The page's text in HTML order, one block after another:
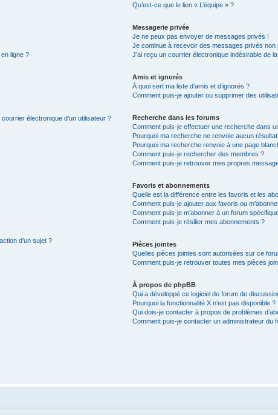
ligne ?
électronique d’un utilisateur ?
d’un sujet ?
Qu’est-ce que le lien « L’équipe » ?
Messagerie privée
Je ne peux pas envoyer de messages privés !
Je continue à recevoir des messages privés non
J’ai reçu un courrier électronique indésirable de
Amis et ignorés
À quoi sert ma liste d’amis et d’ignorés ?
Comment puis-je ajouter ou supprimer des
Recherche dans les forums
Comment puis-je effectuer une recherche dans
Pourquoi ma recherche ne renvoie aucun
Pourquoi ma recherche renvoie à une page
Comment puis-je rechercher des membres ?
Comment puis-je retrouver mes propres
Favoris et abonnements
Quelle est la différence entre les favoris et les
Comment puis-je ajouter aux favoris ou
Comment puis-je m’abonner à un forum
Comment puis-je résilier mes abonnements ?
Pièces jointes
Quelles pièces jointes sont autorisées sur ce
Comment puis-je retrouver toutes mes pièces
À propos de phpBB
Qui a développé ce logiciel de forum de
Pourquoi la fonctionnalité X n’est pas disponible ?
Qui dois-je contacter à propos de problèmes
Comment puis-je contacter un administrateur du